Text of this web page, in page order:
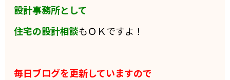
設計事務所として
住宅の設計相談もＯＫですよ！
毎日ブログを更新していますので